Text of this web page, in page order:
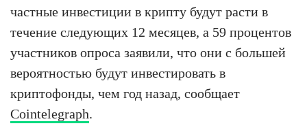
частные инвестиции в крипту будут расти в
течение следующих 12 месяцев, а 59 процентов
участников опроса заявили, что они с большей
вероятностью будут инвестировать в
криптофонды, чем год назад, сообщает
Cointelegraph.